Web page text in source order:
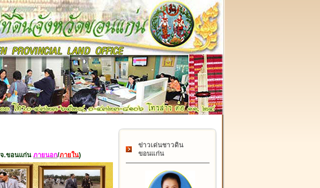
๑๗ กุมภาพันธ์ "วันคล้ายวันสถาปนากรมที่ดิน" ครบรอบ ๑๒๒
จ.ขอนแก่น ภายนอก/ภายใน)
ข่าวเด่นชาวดิน
ขอนแก่น